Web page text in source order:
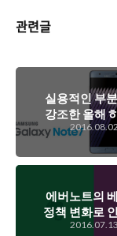
관련글
실용적인 부
강조한 올해
를 강타할 삼성
래그쉽 스마트
럭시 노트
2016.08.02
에버노트의
정책 변화로
노트가 뜨기
2016.07.13